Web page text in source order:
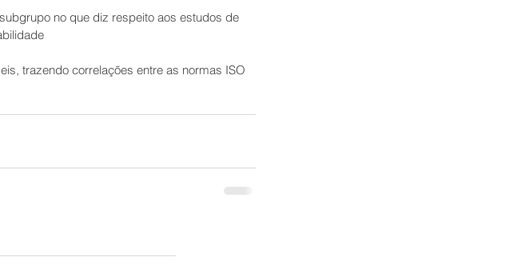
no que diz respeito aos estudos de